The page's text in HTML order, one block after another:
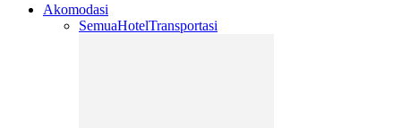
Akomodasi
SemuaHotelTransportasi